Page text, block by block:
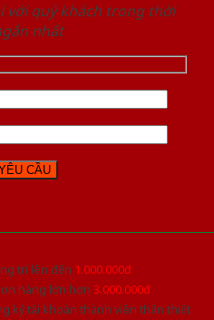
với quý khách trong thời
nhất
trí lên đến 1.000.000đ
hàng lớn hơn 3.000.000đ
ký tài khoản thành viên thân thiết